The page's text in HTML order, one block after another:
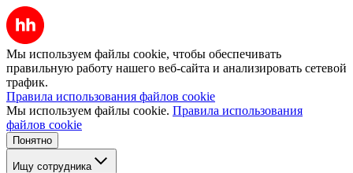
Мы используем файлы cookie, чтобы обеспечивать
правильную работу нашего веб-сайта и анализировать сетевой
трафик.
Правила использования файлов cookie
Мы используем файлы cookie. Правила использования
файлов cookie
Понятно
Ищу сотрудника